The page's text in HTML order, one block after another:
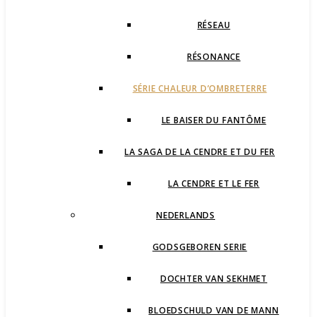
RÉSEAU
RÉSONANCE
SÉRIE CHALEUR D’OMBRETERRE
LE BAISER DU FANTÔME
LA SAGA DE LA CENDRE ET DU FER
LA CENDRE ET LE FER
NEDERLANDS
GODSGEBOREN SERIE
DOCHTER VAN SEKHMET
BLOEDSCHULD VAN DE MANN